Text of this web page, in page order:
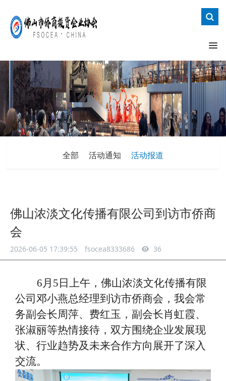
全部 活动通知 活动报道
佛山浓淡文化传播有限公司到访市侨商
会
2026-06-05 17:39:55 fsocea8333686 36
6月5日上午，佛山浓淡文化传播有限
公司邓小燕总经理到访市侨商会，我会常
务副会长周萍、费红玉，副会长肖虹霞、
张淑丽等热情接待，双方围绕企业发展现
状、行业趋势及未来合作方向展开了深入
交流。